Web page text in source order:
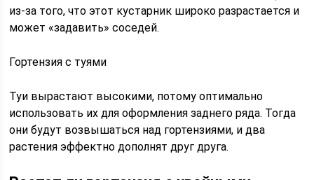
из-за того, что этот кустарник широко разрастается и
может «задавить» соседей.
Гортензия с туями
Туи вырастают высокими, потому оптимально
использовать их для оформления заднего ряда. Тогда
они будут возвышаться над гортензиями, и два
растения эффектно дополнят друг друга.